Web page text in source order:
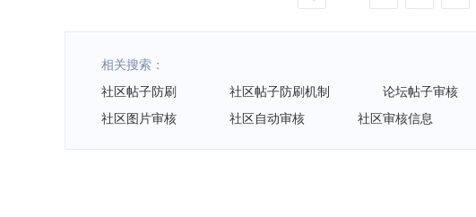
相关搜索：
社区帖子防刷
社区帖子防刷机制 论坛帖子审核
社区图片审核
社区自动审核 社区审核信息